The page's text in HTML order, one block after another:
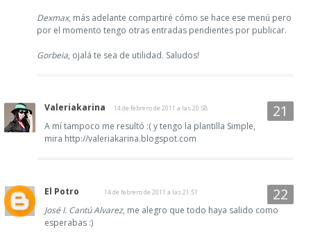
Dexmax, más adelante compartiré cómo se hace ese menú pero
por el momento tengo otras entradas pendientes por publicar.
Gorbeia, ojalá te sea de utilidad. Saludos!
Valeriakarina 14 de febrero de 2011 a las 20:58
A mí tampoco me resultó :( y tengo la plantilla Simple,
mira http://valeriakarina.blogspot.com
El Potro 14 de febrero de 2011 a las 21:51
José I. Cantú Alvarez, me alegro que todo haya salido como
esperabas :)